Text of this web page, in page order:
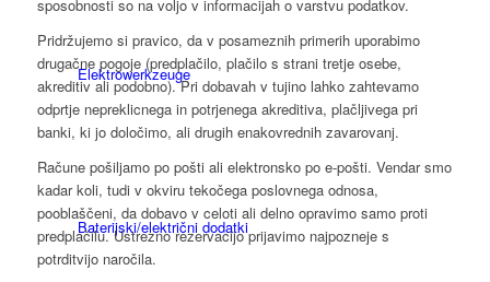
Elektro­werk­zeuge
Baterijski/električni dodatki
sposobnosti so na voljo v informacijah o varstvu podatkov.
Pridržujemo si pravico, da v posameznih primerih uporabimo
drugačne pogoje (predplačilo, plačilo s strani tretje osebe,
akreditiv ali podobno). Pri dobavah v tujino lahko zahtevamo
odprtje nepreklicnega in potrjenega akreditiva, plačljivega pri
banki, ki jo določimo, ali drugih enakovrednih zavarovanj.
Račune pošiljamo po pošti ali elektronsko po e-pošti. Vendar smo
kadar koli, tudi v okviru tekočega poslovnega odnosa,
pooblaščeni, da dobavo v celoti ali delno opravimo samo proti
predplačilu. Ustrezno rezervacijo prijavimo najpozneje s
potrditvijo naročila.